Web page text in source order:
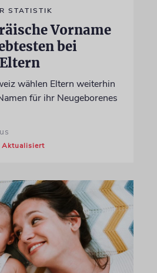
STATISTIK
Vorname
bei
wählen Eltern weiterhin
für ihr Neugeborenes
Aktualisiert